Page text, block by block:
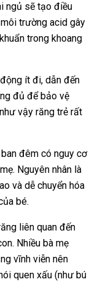
ngủ sẽ tạo điều
trường acid gây
trong khoang
ít đi, dẫn đến
đủ để bảo vệ
vậy răng trẻ rất
đêm có nguy cơ
Nguyên nhân là
và dễ chuyển hóa
bé.
liên quan đến
Nhiều bà mẹ
vĩnh viễn nên
quen xấu (như bú